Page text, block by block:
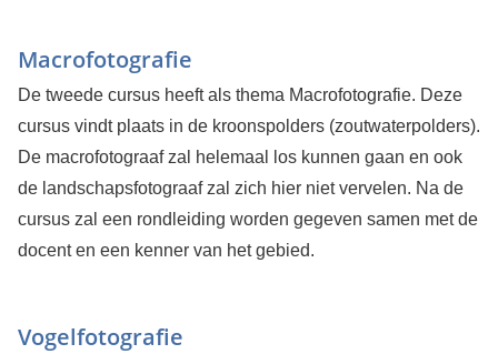
Macrofotografie
De tweede cursus heeft als thema Macrofotografie. Deze
cursus vindt plaats in de kroonspolders (zoutwaterpolders).
De macrofotograaf zal helemaal los kunnen gaan en ook
de landschapsfotograaf zal zich hier niet vervelen. Na de
cursus zal een rondleiding worden gegeven samen met de
docent en een kenner van het gebied.
Vogelfotografie